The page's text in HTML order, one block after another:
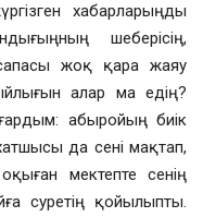
хабарларыңды
шеберісің,
жоқ қара жаяу
алар ма едің?
абыройың биік
да сені мақтап,
мектепте сенің
суретің қойылыпты.